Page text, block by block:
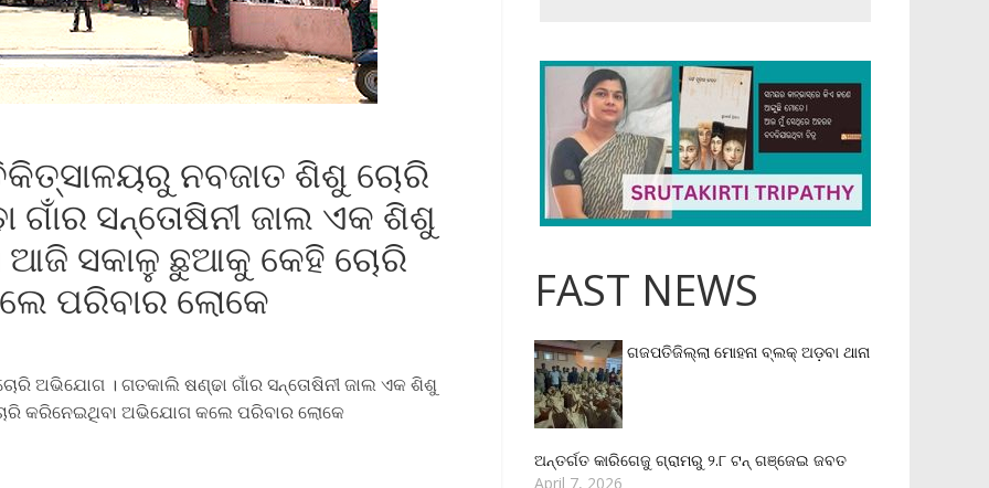
ନବଜାତ ଶିଶୁ ଚୋରି
ସନ୍ତୋଷିନୀ ଜାଲ ଏକ ଶିଶୁ
ଆଜି ସକାଳୁ ଛୁଆକୁ କେହି ଚୋରି
ପରିବାର ଲୋକେ
ଅଭିଯୋଗ । ଗତକାଲି ଷଣ୍ଢା ଗାଁର ସନ୍ତୋଷିନୀ ଜାଲ ଏକ ଶିଶୁ
କରିନେଇଥିବା ଅଭିଯୋଗ କଲେ ପରିବାର ଲୋକେ
FAST NEWS
ଗଜପତିଜିଲ୍ଲା ମୋହନା ବ୍ଲକ୍‌ ଅଡ଼ବା ଥାନା
ଅନ୍ତର୍ଗତ କାରିଗେଜୁ ଗ୍ରାମରୁ ୨.୮ ଟନ୍ ଗଞ୍ଜେଇ ଜବତ
April 7, 2026